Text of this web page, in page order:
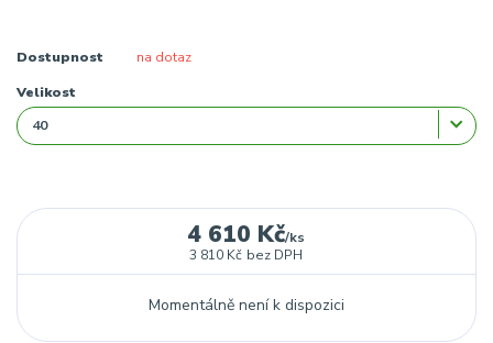
Dostupnost na dotaz
Velikost
4 610 Kč/ks
3 810 Kč bez DPH
Momentálně není k dispozici